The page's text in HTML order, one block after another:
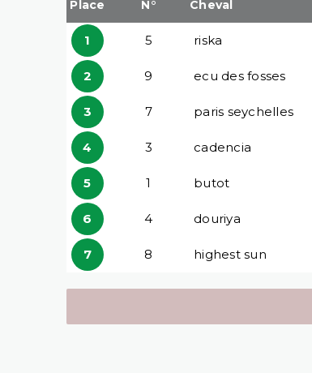
Place N° Cheval
1 5 riska
2 9 ecu des fosses
3 7 paris seychelles
4 3 cadencia
5 1 butot
6 4 douriya
7 8 highest sun